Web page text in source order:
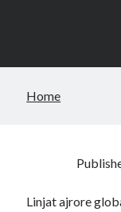
Sidebar
Home
Linjat ajrore